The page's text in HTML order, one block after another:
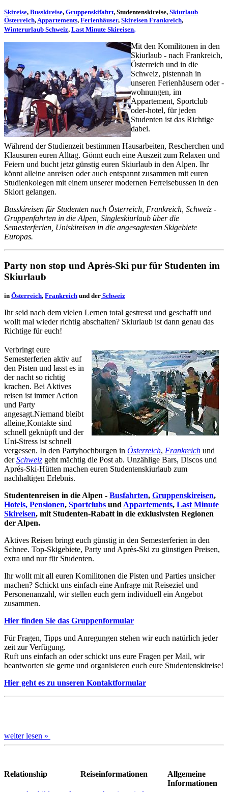
Skireise, Busskireise, Gruppenskifahrt, Studentenskireise, Skiurlaub
Österreich, Appartements, Ferienhäuser, Skireisen Frankreich,
Winterurlaub Schweiz, Last Minute Skireisen,
Mit den Komilitonen in den
Skiurlaub - nach Frankreich,
Österreich und in die
Schweiz, pistennah in
unseren Ferienhäusern oder -
wohnungen, im
Appartement, Sportclub
oder-hotel, für jeden
Studenten ist das Richtige
dabei.
Während der Studienzeit bestimmen Hausarbeiten, Rescherchen und
Klausuren euren Alltag. Gönnt euch eine Auszeit zum Relaxen und
Feiern und bucht jetzt günstig euren Skiurlaub in den Alpen. Ihr
könnt alleine anreisen oder auch entspannt zusammen mit euren
Studienkolegen mit einem unserer modernen Ferreisebussen in den
Skiort gelangen.
Busskireisen für Studenten nach Österreich, Frankreich, Schweiz -
Gruppenfahrten in die Alpen, Singleskiurlaub über die
Semesterferien, Uniskireisen in die angesagtesten Skigebiete
Europas.
Party non stop und Après-Ski pur für Studenten im
Skiurlaub
in Österreich, Frankreich und der Schweiz
Ihr seid nach dem vielen Lernen total gestresst und geschafft und
wollt mal wieder richtig abschalten? Skiurlaub ist dann genau das
Richtige für euch!
Verbringt eure
Semesterferien aktiv auf
den Pisten und lasst es in
der nacht so richtig
krachen. Bei Aktives
reisen ist immer Action
und Party
angesagt.Niemand bleibt
alleine,Kontakte sind
schnell geknüpft und der
Uni-Stress ist schnell
vergessen. In den Partyhochburgen in Österreich, Frankreich und
derSchweiz geht mächtig die Post ab. Unzählige Bars, Discos und
Aprés-Ski-Hütten machen euren Studentenskiurlaub zum
nachhaltigen Erlebnis.
Studentenreisen in die Alpen - Busfahrten, Gruppenskireisen,
Hotels, Pensionen, Sportclubs und Appartements, Last Minute
Skireisen, mit Studenten-Rabatt in die exklusivsten Regionen
der Alpen.
Aktives Reisen bringt euch günstig in den Semesterferien in den
Schnee. Top-Skigebiete, Party und Après-Ski zu günstigen Preisen,
extra und nur für Studenten.
Ihr wollt mit all euren Komilitonen die Pisten und Parties unsicher
machen? Schickt uns einfach eine Anfrage mit Reiseziel und
Personenanzahl, wir stellen euch gern individuell ein Angebot
zusammen.
Hier finden Sie das Gruppenformular
Für Fragen, Tipps und Anregungen stehen wir euch natürlich jeder
zeit zur Verfügung.
Ruft uns einfach an oder schickt uns eure Fragen per Mail, wir
beantworten sie gerne und organisieren euch eure Studentenskireise!
Hier geht es zu unseren Kontaktformular
weiter lesen »
Relationship Reiseinformationen
Allgemeine
Informationen